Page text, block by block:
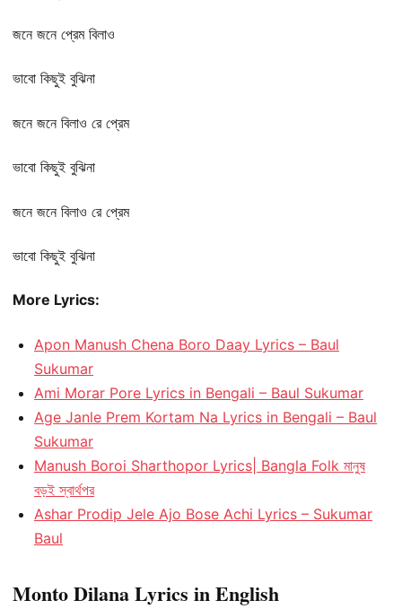
জনে জনে প্রেম বিলাও
ভাবো কিছুই বুঝিনা
জনে জনে বিলাও রে প্রেম
ভাবো কিছুই বুঝিনা
জনে জনে বিলাও রে প্রেম
ভাবো কিছুই বুঝিনা
More Lyrics:
Apon Manush Chena Boro Daay Lyrics – Baul
Sukumar
Ami Morar Pore Lyrics in Bengali – Baul Sukumar
Age Janle Prem Kortam Na Lyrics in Bengali – Baul
Sukumar
Manush Boroi Sharthopor Lyrics| Bangla Folk মানুষ
বড়ই স্বার্থপর
Ashar Prodip Jele Ajo Bose Achi Lyrics – Sukumar
Baul
Monto Dilana Lyrics in English